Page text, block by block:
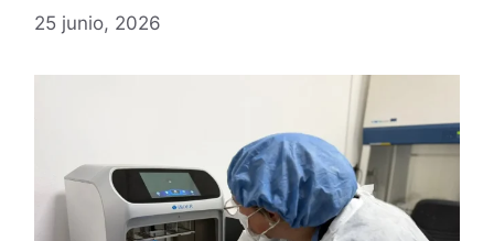
25 junio, 2026